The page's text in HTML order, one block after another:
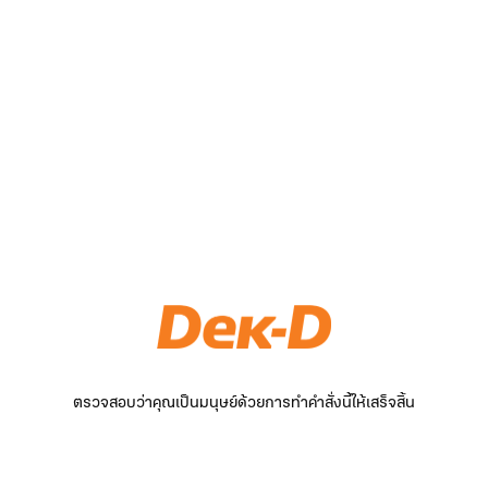
ตรวจสอบว่าคุณเป็นมนุษย์ด้วยการทำคำสั่งนี้ให้เสร็จสิ้น